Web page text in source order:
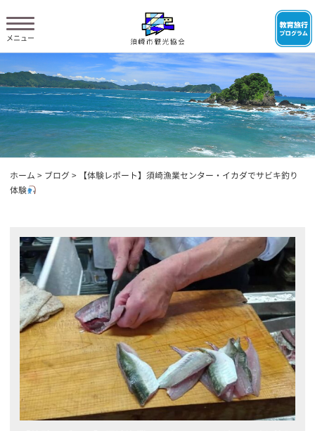
ホーム > ブログ >
【体験レポート】須崎漁業センター・イカダでサビキ釣り
体験